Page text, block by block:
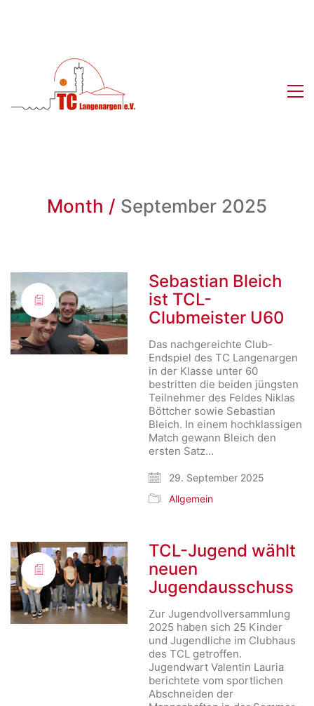
Month / September 2025
Sebastian Bleich
ist TCL-
Clubmeister U60
Das nachgereichte Club-
Endspiel des TC Langenargen
in der Klasse unter 60
bestritten die beiden jüngsten
Teilnehmer des Feldes Niklas
Böttcher sowie Sebastian
Bleich. In einem hochklassigen
Match gewann Bleich den
ersten Satz…
29. September 2025
Allgemein
TCL-Jugend wählt
neuen
Jugendausschuss
Zur Jugendvollversammlung
2025 haben sich 25 Kinder
und Jugendliche im Clubhaus
des TCL getroffen.
Jugendwart Valentin Lauria
berichtete vom sportlichen
Abschneiden der